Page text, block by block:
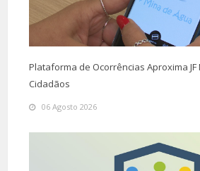
Plataforma de Ocorrências Aproxima JF
Cidadãos
06 Agosto 2026